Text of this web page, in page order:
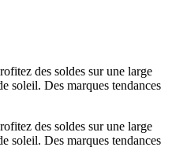
des soldes sur une large
soleil. Des marques tendances
des soldes sur une large
soleil. Des marques tendances